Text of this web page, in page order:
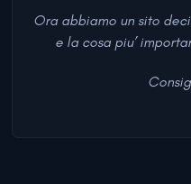
Ora abbiamo un sito
e la cosa piu’